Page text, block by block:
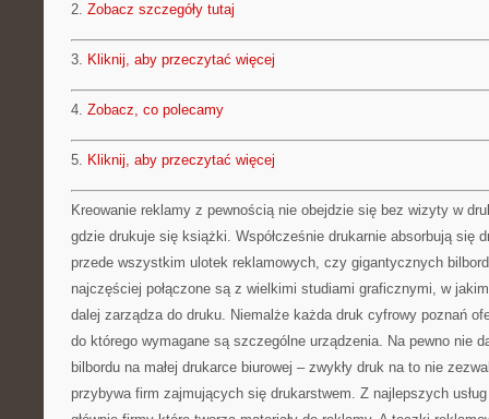
2. Zobacz szczegóły tutaj
3. Kliknij, aby przeczytać więcej
4. Zobacz, co polecamy
5. Kliknij, aby przeczytać więcej
Kreowanie reklamy z pewnością nie obejdzie się bez wizyty w
gdzie drukuje się książki. Współcześnie drukarnie absorbują się
przede wszystkim ulotek reklamowych, czy gigantycznych
najczęściej połączone są z wielkimi studiami graficznymi, w
dalej zarządza do druku. Niemalże każda druk cyfrowy poznań
do którego wymagane są szczególne urządzenia. Na pewno nie
bilbordu na małej drukarce biurowej – zwykły druk na to nie
przybywa firm zajmujących się drukarstwem. Z najlepszych